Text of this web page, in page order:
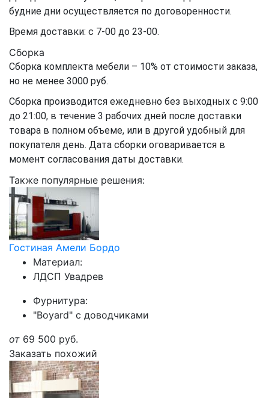
будние дни осуществляется по договоренности.
Время доставки: с 7-00 до 23-00.
Сборка
Сборка комплекта мебели – 10% от стоимости заказа,
но не менее 3000 руб.
Сборка производится ежедневно без выходных с 9:00
до 21:00, в течение 3 рабочих дней после доставки
товара в полном объеме, или в другой удобный для
покупателя день. Дата сборки оговаривается в
момент согласования даты доставки.
Также популярные решения:
Гостиная Амели Бордо
Материал:
ЛДСП Увадрев
Фурнитура:
"Boyard" с доводчиками
от 69 500 руб.
Заказать похожий